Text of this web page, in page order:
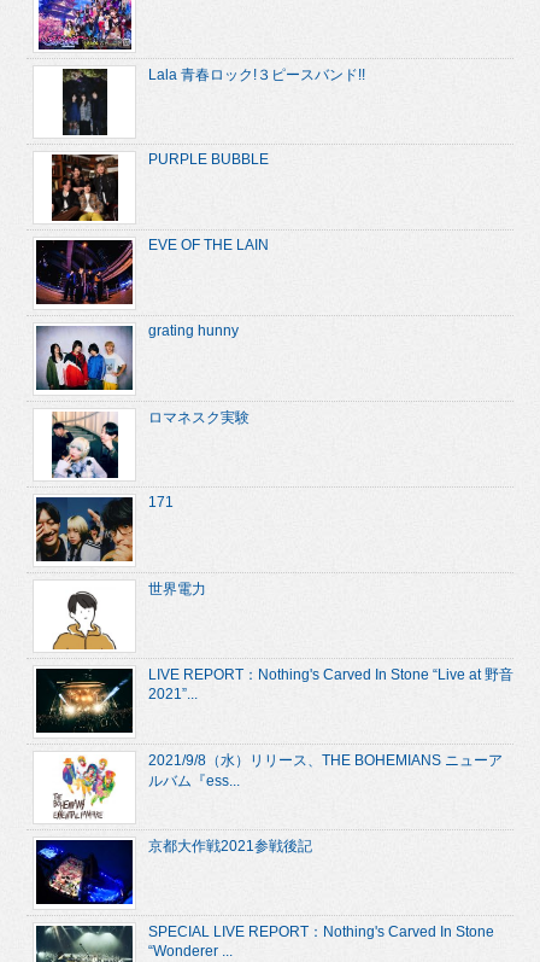
Lala 青春ロック!３ピースバンド!!
PURPLE BUBBLE
EVE OF THE LAIN
grating hunny
ロマネスク実験
171
世界電力
LIVE REPORT：Nothing's Carved In Stone “Live at 野音
2021”...
2021/9/8（水）リリース、THE BOHEMIANS ニューア
ルバム『ess...
京都大作戦2021参戦後記
SPECIAL LIVE REPORT：Nothing's Carved In Stone
“Wonderer ...